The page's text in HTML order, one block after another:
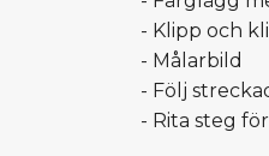
- Klipp och
- Målarbild
- Följ
- Rita steg